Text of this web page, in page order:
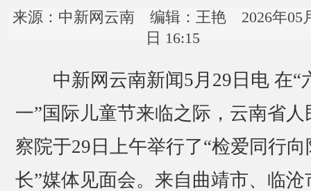
来源：中新网云南 编辑：王艳 2026年05
日 16:15
中新网云南新闻5月29日电 在“
一”国际儿童节来临之际，云南省人
察院于29日上午举行了“检爱同行向
长”媒体见面会。来自曲靖市、临沧